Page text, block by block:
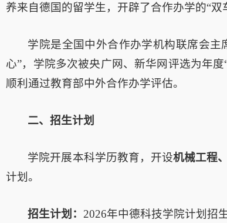
养来自德国的留学生，开辟了合作办学的“双
学院是全国中外合作办学机构联席会主
心”，学院多次被央广网、新华网评选为年
顺利通过教育部中外合作办学评估。
二、招生计划
学院开展本科学历教育，开设机械工程
计划。
招生计划： 2026年中德科技学院计划招